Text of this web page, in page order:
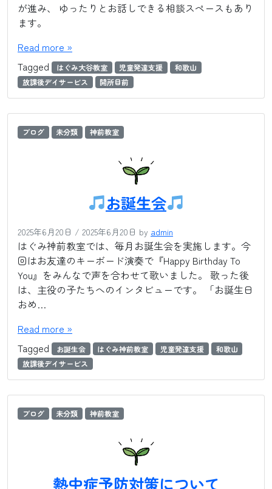
が進み、 ゆったりとお話しできる相談スペースもあり
ます。
Read more »
Tagged
はぐみ大谷教室 児童発達支援
和歌山
放課後デイサービス
開所目前
ブログ 未分類 神前教室
お誕生会
2025年6月20日 / 2025年6月20日 by admin
はぐみ神前教室では、毎月お誕生会を実施します。今
回はお友達のキーボード演奏で『Happy Birthday To
You』をみんなで声を合わせて歌いました。 歌った後
は、主役の子たちへのインタビューです。 「お誕生日
おめ…
Read more »
Tagged
お誕生会 はぐみ神前教室 児童発達支援
和歌山
放課後デイサービス
ブログ 未分類 神前教室
熱中症予防対策について